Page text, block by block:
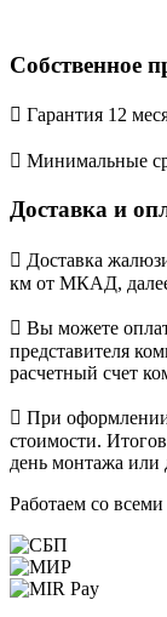
Собственное
Гарантия 12
Минимальные
Доставка и
Доставка
км от МКАД,
Вы можете
представителя
расчетный счет
При оформлении
стоимости.
день монтажа или
Работаем со